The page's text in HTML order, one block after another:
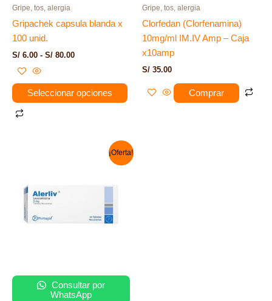
Gripe, tos, alergia
Gripachek capsula blanda x
100 unid.
S/ 6.00 - S/ 80.00
Seleccionar opciones
página
de
producto
Gripe, tos, alergia
Clorfedan (Clorfenamina)
10mg/ml IM.IV Amp – Caja
x10amp
S/ 35.00
Comprar
¡Oferta!
Consultar por
WhatsApp
S/ 30.00.